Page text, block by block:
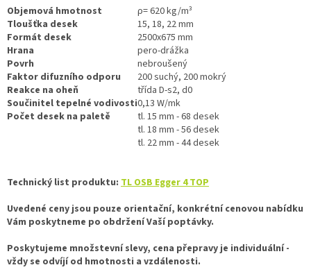
Objemová hmotnost
ρ= 620 kg/m³
Tloušťka desek
15, 18, 22 mm
Formát desek
2500x675 mm
Hrana
pero-drážka
Povrh
nebroušený
Faktor difuzního odporu
200 suchý, 200 mokrý
Reakce na oheň
třída D-s2, d0
Součinitel tepelné vodivosti0,13 W/mk
Počet desek na paletě
tl. 15 mm - 68 desek
tl. 18 mm - 56 desek
tl. 22 mm - 44 desek
Technický list produktu: TL OSB Egger 4 TOP
Uvedené ceny jsou pouze orientační, konkrétní cenovou nabídku
Vám poskytneme po obdržení Vaší poptávky.
Poskytujeme množstevní slevy, cena přepravy je individuální -
vždy se odvíjí od hmotnosti a vzdálenosti.